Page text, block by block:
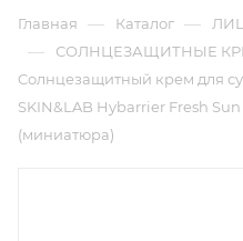
Главная — Каталог —
— СОЛНЦЕЗАЩИТНЫЕ
Cолнцезащитный крем для
SKIN&LAB Hybarrier Fresh Sun
(миниатюра)